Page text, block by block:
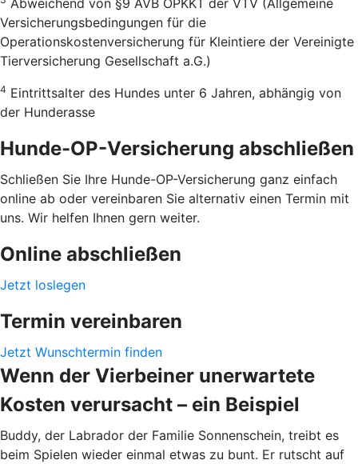
Versicherungsbedingungen für die
Operationskostenversicherung für Kleintiere der Vereinigte
Tierversicherung Gesellschaft a.G.)
4 Eintrittsalter des Hundes unter 6 Jahren, abhängig von
der Hunderasse
Hunde-OP-Versicherung abschließen
Schließen Sie Ihre Hunde-OP-Versicherung ganz einfach
online ab oder vereinbaren Sie alternativ einen Termin mit
uns. Wir helfen Ihnen gern weiter.
Online abschließen
Jetzt loslegen
Termin vereinbaren
Jetzt Wunschtermin finden
Wenn der Vierbeiner unerwartete
Kosten verursacht – ein Beispiel
Buddy, der Labrador der Familie Sonnenschein, treibt es
beim Spielen wieder einmal etwas zu bunt. Er rutscht auf